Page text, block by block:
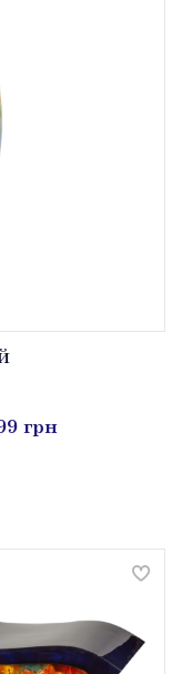
грн